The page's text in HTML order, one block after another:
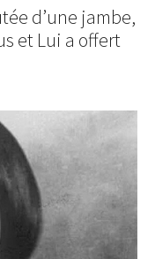
d’une jambe,
et Lui a offert